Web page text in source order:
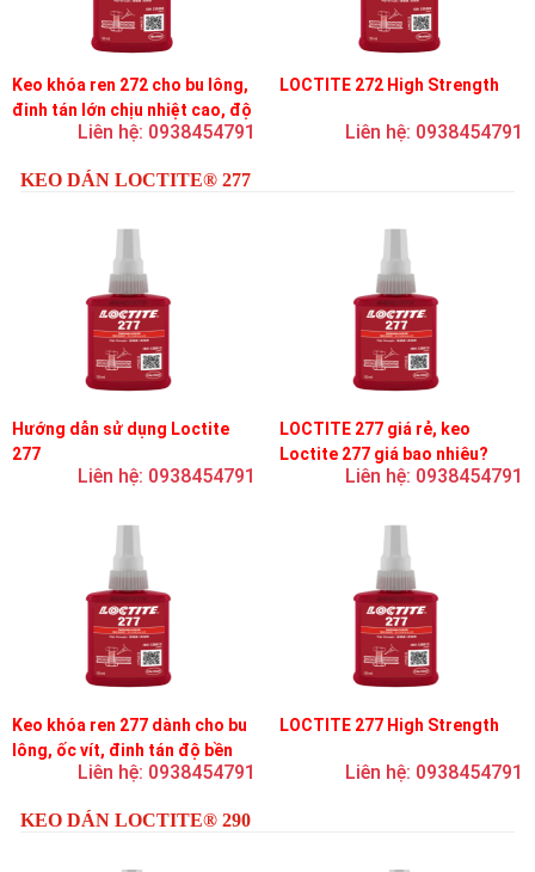
Keo khóa ren 272 cho bu lông,
đinh tán lớn chịu nhiệt cao, độ
bền cao, độ nhớt trung bình
Liên hệ: 0938454791
LOCTITE 272 High Strength
Liên hệ: 0938454791
KEO DÁN LOCTITE® 277
Hướng dẫn sử dụng Loctite
277
Liên hệ: 0938454791
LOCTITE 277 giá rẻ, keo
Loctite 277 giá bao nhiêu?
Liên hệ: 0938454791
Keo khóa ren 277 dành cho bu
lông, ốc vít, đinh tán độ bền
cao, độ nhớt cao
Liên hệ: 0938454791
LOCTITE 277 High Strength
Liên hệ: 0938454791
KEO DÁN LOCTITE® 290